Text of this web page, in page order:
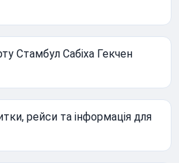
Стамбул Сабіха Гекчен
рейси та інформація для